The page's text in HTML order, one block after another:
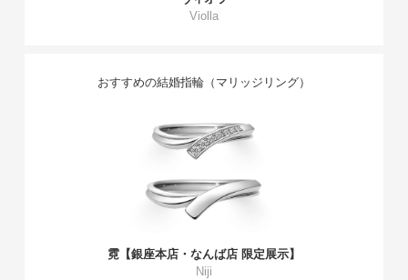
Violla
おすすめの結婚指輪（マリッジリング）
霓【銀座本店・なんば店 限定展示】
Niji